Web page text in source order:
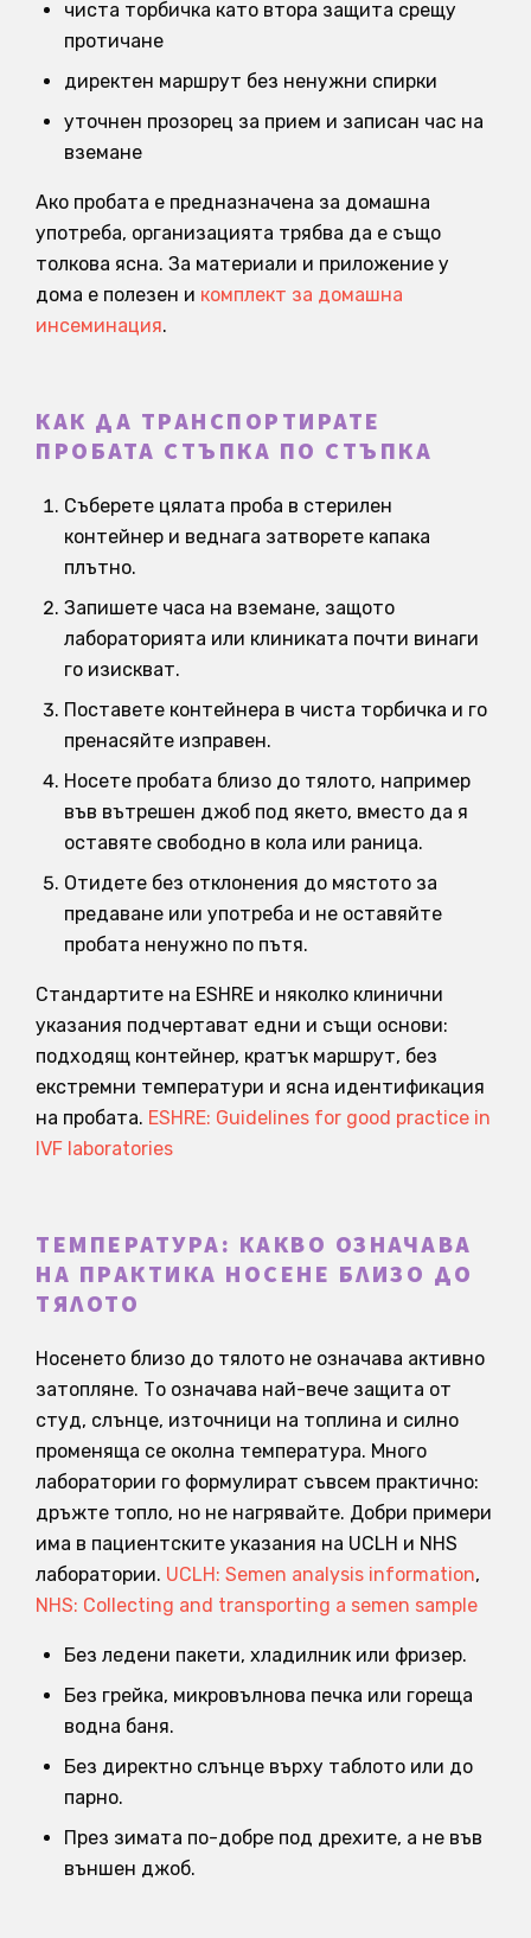
чиста торбичка като втора защита срещу
протичане
директен маршрут без ненужни спирки
уточнен прозорец за прием и записан час на
вземане
Ако пробата е предназначена за домашна
употреба, организацията трябва да е също
толкова ясна. За материали и приложение у
дома е полезен и комплект за домашна
инсеминация.
КАК ДА ТРАНСПОРТИРАТЕ
ПРОБАТА СТЪПКА ПО СТЪПКА
Съберете цялата проба в стерилен
контейнер и веднага затворете капака
плътно.
Запишете часа на вземане, защото
лабораторията или клиниката почти винаги
го изискват.
Поставете контейнера в чиста торбичка и го
пренасяйте изправен.
Носете пробата близо до тялото, например
във вътрешен джоб под якето, вместо да я
оставяте свободно в кола или раница.
Отидете без отклонения до мястото за
предаване или употреба и не оставяйте
пробата ненужно по пътя.
Стандартите на ESHRE и няколко клинични
указания подчертават едни и същи основи:
подходящ контейнер, кратък маршрут, без
екстремни температури и ясна идентификация
на пробата. ESHRE: Guidelines for good practice in
IVF laboratories
ТЕМПЕРАТУРА: КАКВО ОЗНАЧАВА
НА ПРАКТИКА НОСЕНЕ БЛИЗО ДО
ТЯЛОТО
Носенето близо до тялото не означава активно
затопляне. То означава най-вече защита от
студ, слънце, източници на топлина и силно
променяща се околна температура. Много
лаборатории го формулират съвсем практично:
дръжте топло, но не нагрявайте. Добри примери
има в пациентските указания на UCLH и NHS
лаборатории. UCLH: Semen analysis information,
NHS: Collecting and transporting a semen sample
Без ледени пакети, хладилник или фризер.
Без грейка, микровълнова печка или гореща
водна баня.
Без директно слънце върху таблото или до
парно.
През зимата по-добре под дрехите, а не във
външен джоб.